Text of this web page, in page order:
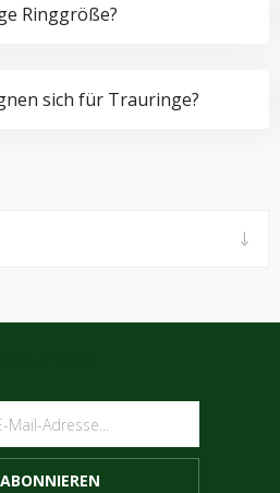
Ringgröße?
sich für Trauringe?
ABONNIEREN